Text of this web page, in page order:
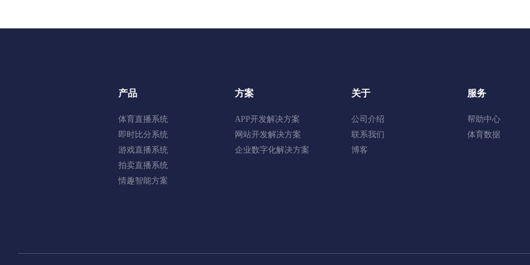
产品
体育直播系统
即时比分系统
游戏直播系统
拍卖直播系统
情趣智能方案
方案
APP开发解决方案
网站开发解决方案
企业数字化解决方案
关于
公司介绍
联系我们
博客
服务
帮助中心
体育数据